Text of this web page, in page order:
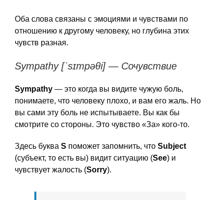
Оба слова связаны с эмоциями и чувствами по
отношению к другому человеку, но глубина этих
чувств разная.
Sympathy [ˈsɪmpəθi] — Сочувствие
Sympathy — это когда вы видите чужую боль,
понимаете, что человеку плохо, и вам его жаль. Но
вы сами эту боль не испытываете. Вы как бы
смотрите со стороны. Это чувство «За» кого-то.
Здесь буква S поможет запомнить, что Subject
(субъект, то есть вы) видит ситуацию (See) и
чувствует жалость (Sorry).